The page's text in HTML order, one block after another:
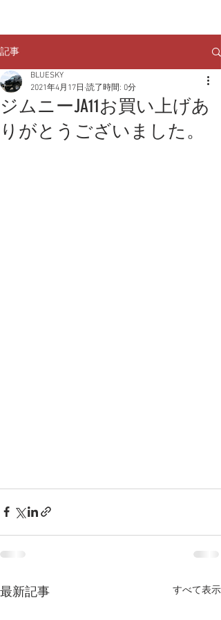
記事
ジムニーJA11お買い上げあ
りがとうございました。
BLUESKY
2021年4月17日 読了時間: 0分
最新記事 すべて表示